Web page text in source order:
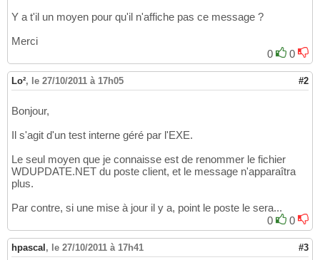
Y a t'il un moyen pour qu'il n'affiche pas ce message ?
Merci
0
0
Lo², le 27/10/2011 à 17h05 #2
Bonjour,
Il s'agit d'un test interne géré par l'EXE.
Le seul moyen que je connaisse est de renommer le fichier
WDUPDATE.NET du poste client, et le message n'apparaîtra
plus.
Par contre, si une mise à jour il y a, point le poste le sera...
0
0
hpascal , le 27/10/2011 à 17h41 #3